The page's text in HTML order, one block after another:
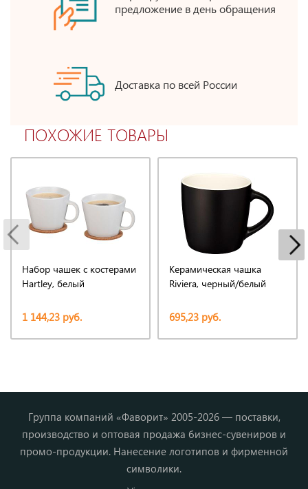
предложение в день обращения
Доставка по всей России
ПОХОЖИЕ ТОВАРЫ
Набор чашек с костерами
Hartley, белый
1 144,23 руб.
Керамическая чашка
Riviera, черный/белый
695,23 руб.
Группа компаний «Фаворит» 2005-2026 — поставки,
производство и оптовая продажа бизнес-сувениров и
промо-продукции. Нанесение логотипов и фирменной
символики.